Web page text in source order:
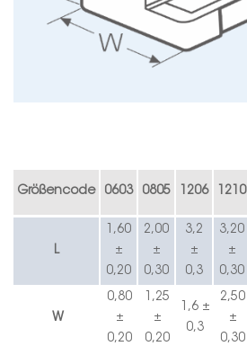
Größencode 0603 0805 1206 1210
L
1,60
±
0,20
2,00
±
0,30
3,2
±
0,3
3,20
±
0,30
W
0,80
±
0,20
1,25
±
0,20
1,6 ±
0,3
2,50
±
0,30